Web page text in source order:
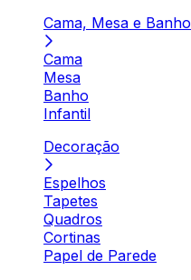
Cama, Mesa e Banho
Cama
Mesa
Banho
Infantil
Decoração
Espelhos
Tapetes
Quadros
Cortinas
Papel de Parede